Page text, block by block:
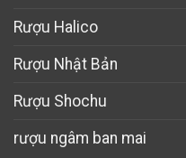
Rượu Halico
Rượu Nhật Bản
Rượu Shochu
rượu ngâm ban mai